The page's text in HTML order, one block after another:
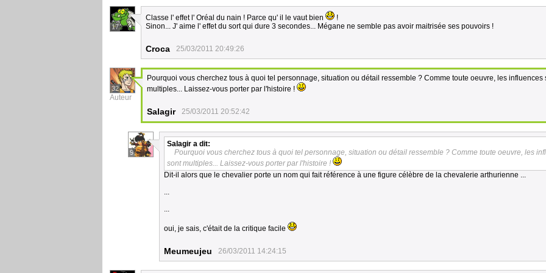
17
Classe l' effet l' Oréal du nain ! Parce qu' il le vaut bien
!
Sinon... J' aime l' effet du sort qui dure 3 secondes... Mégane ne semble pas avoir maitrisée ses pouvoirs !
Croca 25/03/2011 20:49:26
32
Auteur
Pourquoi vous cherchez tous à quoi tel personnage, situation ou détail ressemble ? Comme toute oeuvre, les influences
multiples... Laissez-vous porter par l'histoire !
Salagir 25/03/2011 20:52:42
9
Salagir a dit:
Pourquoi vous cherchez tous à quoi tel personnage, situation ou détail ressemble ? Comme toute oeuvre, les
sont multiples... Laissez-vous porter par l'histoire !
Dit-il alors que le chevalier porte un nom qui fait référence à une figure célèbre de la chevalerie arthurienne ...
...
...
oui, je sais, c'était de la critique facile
Meumeujeu 26/03/2011 14:24:15